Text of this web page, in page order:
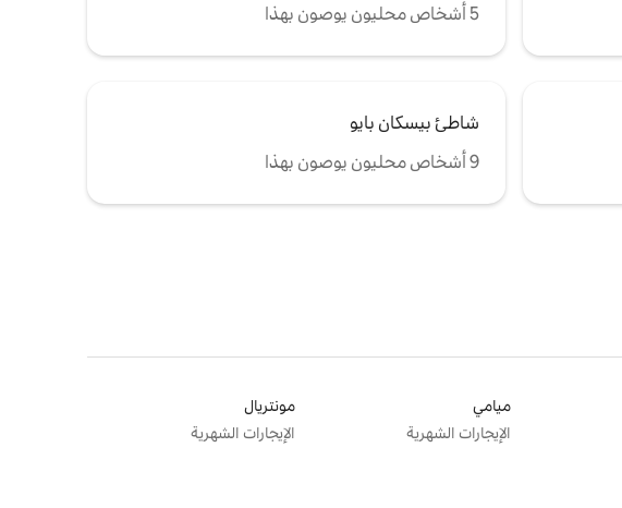
5 أشخاص محليون يوصون بهذا
شاطئ بيسكان بايو
9 أشخاص محليون يوصون بهذا
ميامي
الإيجارات الشهرية
مونتريال
الإيجارات الشهرية